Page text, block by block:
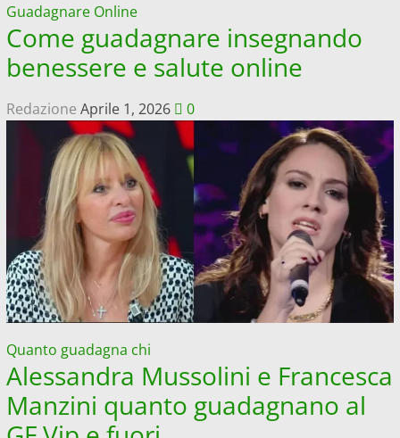
Guadagnare Online
Come guadagnare insegnando
benessere e salute online
Redazione Aprile 1, 2026 0
Quanto guadagna chi
Alessandra Mussolini e Francesca
Manzini quanto guadagnano al